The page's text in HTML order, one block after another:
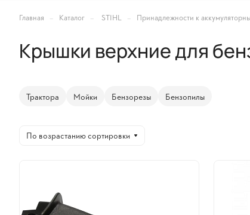
Главная – Каталог – STIHL – Принадлежности к
Крышки верхние для
Трактора Мойки Бензорезы Бензопилы
По возрастанию сортировки